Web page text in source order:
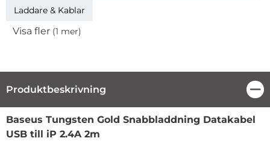
Laddare & Kablar
Visa fler (1 mer)
Produktbeskrivning
Produktbeskrivning
Baseus Tungsten Gold Snabbladdning Datakabel
USB till iP 2.4A 2m